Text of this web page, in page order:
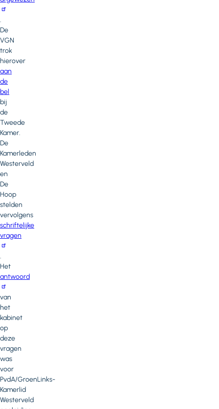
.
De
VGN
trok
hierover
aan
de
bel
bij
de
Tweede
Kamer.
De
Kamerleden
Westerveld
en
De
Hoop
stelden
vervolgens
schriftelijke
vragen
.
Het
antwoord
van
het
kabinet
op
deze
vragen
was
voor
PvdA/GroenLinks-
Kamerlid
Westerveld